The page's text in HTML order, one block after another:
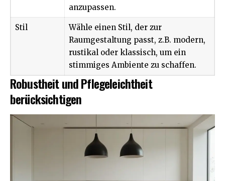
anzupassen.
Stil
Wähle einen Stil, der zur
Raumgestaltung passt, z.B. modern,
rustikal oder klassisch, um ein
stimmiges Ambiente zu schaffen.
Robustheit und Pflegeleichtheit
berücksichtigen